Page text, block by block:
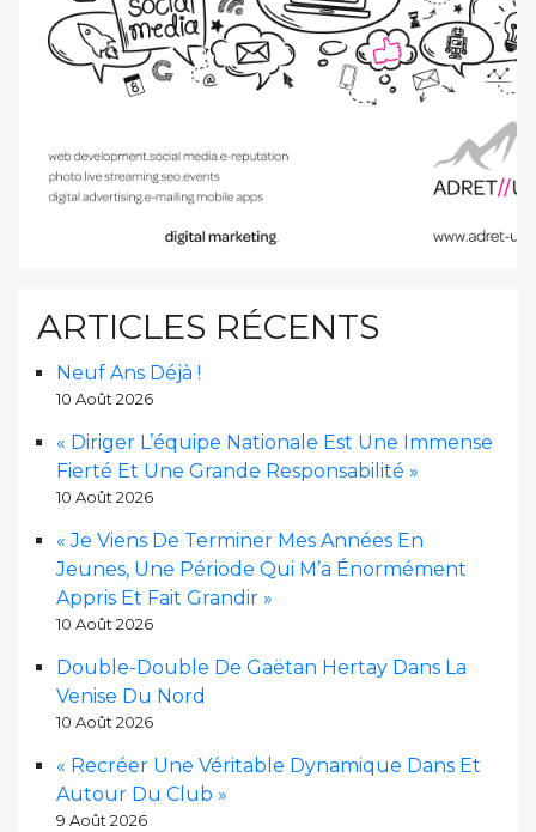
ARTICLES RÉCENTS
Neuf Ans Déjà !
10 Août 2026
« Diriger L’équipe Nationale Est Une Immense
Fierté Et Une Grande Responsabilité »
10 Août 2026
« Je Viens De Terminer Mes Années En
Jeunes, Une Période Qui M’a Énormément
Appris Et Fait Grandir »
10 Août 2026
Double-Double De Gaëtan Hertay Dans La
Venise Du Nord
10 Août 2026
« Recréer Une Véritable Dynamique Dans Et
Autour Du Club »
9 Août 2026